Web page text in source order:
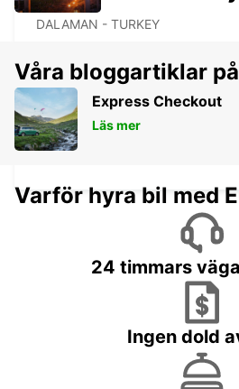
*M&G*
DALAMAN - TURKEY
BODRUM MILAS AIRPORT
Våra bloggartiklar
Express Checkout
Läs mer
Varför hyra bil med
24 timmars
Ingen dold